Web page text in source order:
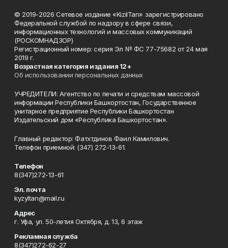
© 2019-2026 Сетевое издание «KizilTan» зарегистрировано
Федеральной службой по надзору в сфере связи,
информационных технологий и массовых коммуникаций
(РОСКОМНАДЗОР)
Регистрационный номер: серия Эл № ФС 77-75682 от 24 мая
2019 г.
Возрастная категория издания 12+
Об использовании персональных данных
УЧРЕДИТЕЛИ: Агентство по печати и средствам массовой
информации Республики Башкортостан, Государственное
унитарное предприятие Республики Башкортостан
Издательский дом «Республика Башкортостан».
Главный редактор: Фатхтдинов Фаил Камилович.
Телефон приемной: (347) 272-13-61.
Телефон
8(347)272-13-61
Эл. почта
kyzyltan@mail.ru
Адрес
г. Уфа, ул. 50-летия Октября, д. 13, 6 этаж
Рекламная служба
8(347)272-62-27